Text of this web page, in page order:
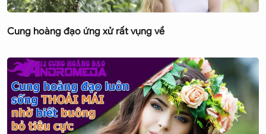
Cung hoàng đạo ứng xử rất vụng về